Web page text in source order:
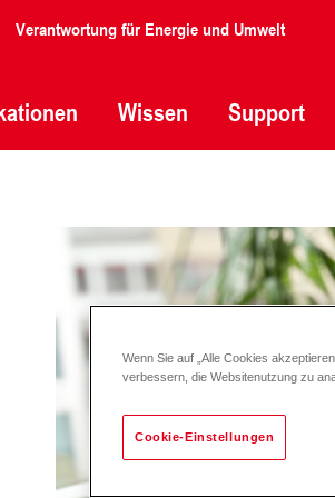
Verantwortung für Energie und Umwelt
Wissen Support
Wenn Sie auf „Alle Cookies
verbessern, die Websitenutzung zu
Cookie-Einstellungen